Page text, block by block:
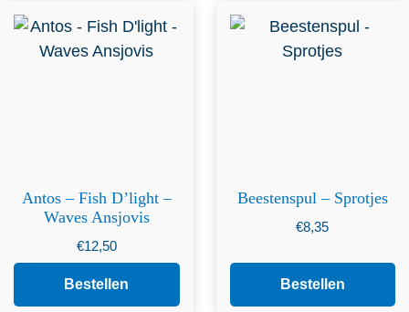
Antos – Fish D’light –
Waves Ansjovis
€12,50
Bestellen
Beestenspul – Sprotjes
€8,35
Bestellen